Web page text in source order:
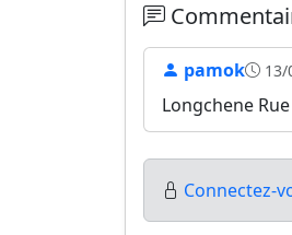
pamok 13/
Longchene
Connectez-